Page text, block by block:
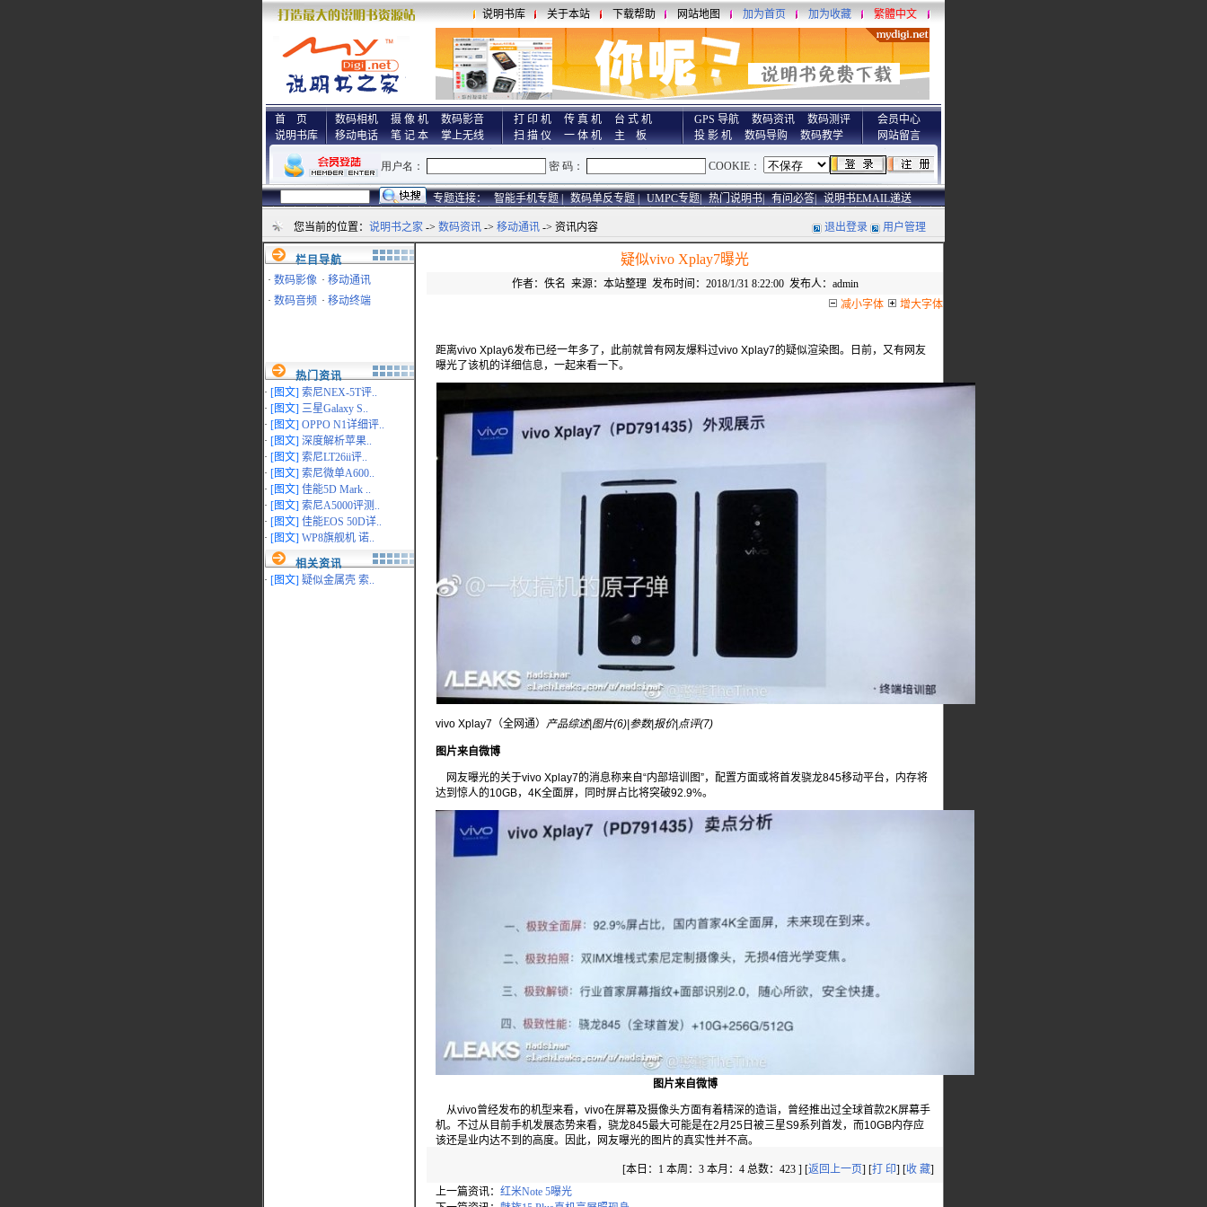
说明书库 关于本站 下载帮助 网站地图 加为首页 加为收藏 繁體中文
首 页
说明书库
数码相机 摄 像 机
数码影音
移动电话
笔 记 本 掌上无线
打 印 机 传 真 机
台 式 机
扫 描 仪
一 体 机 主 板
GPS 导航 数码资讯
数码测评
投 影 机
数码导购 数码教学
会员中心
网站留言
专题连接： 智能手机专题 | 数码单反专题 | UMPC专题| 热门说明书| 有问必答| 说明书EMAIL递送
您当前的位置： 说明书之家 -> 数码资讯 -> 移动通讯 -> 资讯内容 退出登录 用户管理
栏目导航
· 数码影像 · 移动通讯
· 数码音频 · 移动终端
热门资讯
· [图文] 索尼NEX-5T评..
· [图文] 三星Galaxy S..
· [图文] OPPO N1详细评..
· [图文] 深度解析苹果..
· [图文] 索尼LT26ii评..
· [图文] 索尼微单A600..
· [图文] 佳能5D Mark ..
· [图文] 索尼A5000评测..
· [图文] 佳能EOS 50D详..
· [图文] WP8旗舰机 诺..
相关资讯
· [图文] 疑似金属壳 索..
疑似vivo Xplay7曝光
作者：佚名 来源：本站整理 发布时间：2018/1/31 8:22:00 发布人：admin
减小字体
增大字体
距离vivo Xplay6发布已经一年多了，此前就曾有网友爆料过vivo Xplay7的疑似渲染图。日前，又有网友
曝光了该机的详细信息，一起来看一下。
vivo Xplay7（全网通） 产品综述|图片(6)|参数|报价|点评(7)
图片来自微博
网友曝光的关于vivo Xplay7的消息称来自“内部培训图”，配置方面或将首发骁龙845移动平台，内存将
达到惊人的10GB，4K全面屏，同时屏占比将突破92.9%。
图片来自微博
从vivo曾经发布的机型来看，vivo在屏幕及摄像头方面有着精深的造诣，曾经推出过全球首款2K屏幕手
机。不过从目前手机发展态势来看，骁龙845最大可能是在2月25日被三星S9系列首发，而10GB内存应
该还是业内达不到的高度。因此，网友曝光的图片的真实性并不高。
[本日：1 本周：3 本月：4 总数：423 ] [返回上一页] [打 印] [收 藏]
上一篇资讯： 红米Note 5曝光